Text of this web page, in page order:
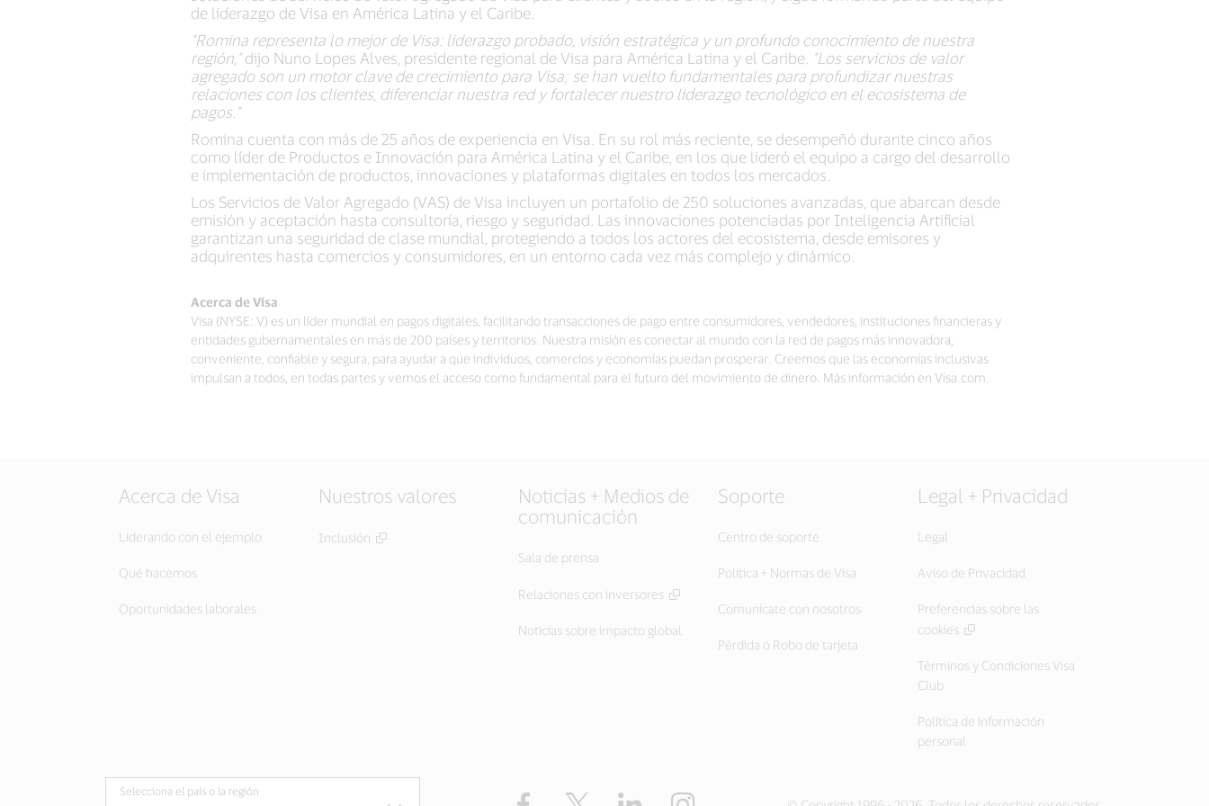
de liderazgo de Visa en América Latina y el Caribe.
"Romina representa lo mejor de Visa: liderazgo probado, visión estratégica y un profundo conocimiento de nuestra
región,"dijo Nuno Lopes Alves, presidente regional de Visa para América Latina y el Caribe. "Los servicios de valor
agregado son un motor clave de crecimiento para Visa; se han vuelto fundamentales para profundizar nuestras
relaciones con los clientes, diferenciar nuestra red y fortalecer nuestro liderazgo tecnológico en el ecosistema de
pagos."
Romina cuenta con más de 25 años de experiencia en Visa. En su rol más reciente, se desempeñó durante cinco años
como líder de Productos e Innovación para América Latina y el Caribe, en los que lideró el equipo a cargo del desarrollo
e implementación de productos, innovaciones y plataformas digitales en todos los mercados.
Los Servicios de Valor Agregado (VAS) de Visa incluyen un portafolio de 250 soluciones avanzadas, que abarcan desde
emisión y aceptación hasta consultoría, riesgo y seguridad. Las innovaciones potenciadas por Inteligencia Artificial
garantizan una seguridad de clase mundial, protegiendo a todos los actores del ecosistema, desde emisores y
adquirentes hasta comercios y consumidores, en un entorno cada vez más complejo y dinámico.
Acerca de Visa
Visa (NYSE: V) es un líder mundial en pagos digitales, facilitando transacciones de pago entre consumidores, vendedores, instituciones financieras y
entidades gubernamentales en más de 200 países y territorios. Nuestra misión es conectar al mundo con la red de pagos más innovadora,
conveniente, confiable y segura, para ayudar a que individuos, comercios y economías puedan prosperar. Creemos que las economías inclusivas
impulsan a todos, en todas partes y vemos el acceso como fundamental para el futuro del movimiento de dinero. Más información en Visa.com.
Acerca de Visa
Liderando con el ejemplo
Qué hacemos
Oportunidades laborales
Nuestros valores
Inclusión
Noticias + Medios de
comunicación
Sala de prensa
Relaciones con inversores
Noticias sobre impacto global
Soporte
Centro de soporte
Política + Normas de Visa
Comunícate con nosotros
Pérdida o Robo de tarjeta
Legal + Privacidad
Legal
Aviso de Privacidad
Preferencias sobre las
cookies
Términos y Condiciones Visa
Club
Política de información
personal
Selecciona el país o la región Facebook Twitter LinkedIn